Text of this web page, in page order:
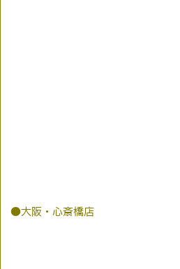
●大阪・心斎橋店